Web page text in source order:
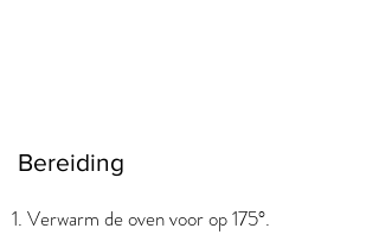
Bereiding
1. Verwarm de oven voor op 175°.